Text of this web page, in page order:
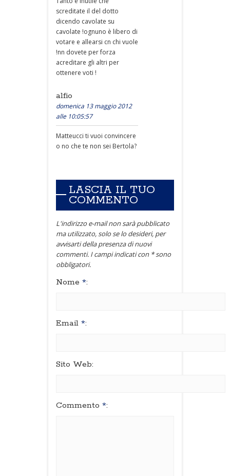
screditate il del dotto
dicendo cavolate su
cavolate !ognuno è libero di
votare e allearsi cn chi vuole
!nn dovete per forza
acreditare gli altri per
ottenere voti !
alfio
domenica 13 maggio 2012
alle 10:05:57
Matteucci ti vuoi convincere
o no che te non sei Bertola?
LASCIA IL TUO
COMMENTO
L'indirizzo e-mail non sarà pubblicato
ma utilizzato, solo se lo desideri, per
avvisarti della presenza di nuovi
commenti. I campi indicati con * sono
obbligatori.
Nome *:
Email *:
Sito Web:
Commento *: